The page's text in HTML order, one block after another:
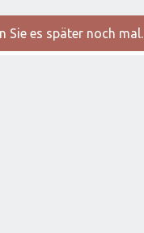
Sie es später noch mal.